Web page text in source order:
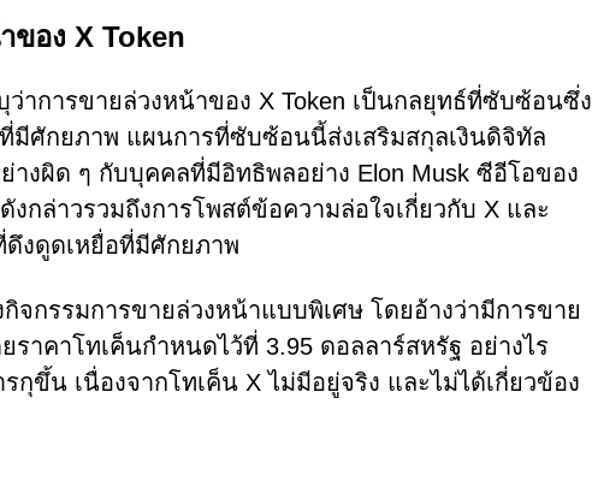
ของ X Token
าการขายล่วงหน้าของ X Token เป็นกลยุทธ์ที่ซับซ้อนซึ่ง
มีศักยภาพ แผนการที่ซับซ้อนนี้ส่งเสริมสกุลเงินดิจิทัล
างผิด ๆ กับบุคคลที่มีอิทธิพลอย่าง Elon Musk ซีอีโอของ
กล่าวรวมถึงการโพสต์ข้อความล่อใจเกี่ยวกับ X และ
ดึงดูดเหยื่อที่มีศักยภาพ
จกรรมการขายล่วงหน้าแบบพิเศษ โดยอ้างว่ามีการขาย
าคาโทเค็นกำหนดไว้ที่ 3.95 ดอลลาร์สหรัฐ อย่างไร
กุขึ้น เนื่องจากโทเค็น X ไม่มีอยู่จริง และไม่ได้เกี่ยวข้อง